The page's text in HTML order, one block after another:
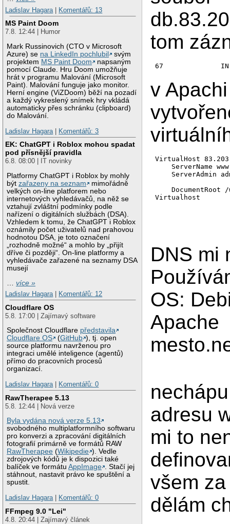
Ladislav Hagara
Komentářů: 13
MS Paint Doom
7.8. 12:44 | Humor
Mark Russinovich (CTO v Microsoft
Azure) se na LinkedIn pochlubil
svým
projektem MS Paint Doom
napsaným
pomocí Claude. Hru Doom umožňuje
hrát v programu Malování (Microsoft
Paint). Malování funguje jako monitor.
Herní engine (ViZDoom) běží na pozadí
a každý vykreslený snímek hry vkládá
automaticky přes schránku (clipboard)
do Malování.
Ladislav Hagara | Komentářů: 3
EK: ChatGPT i Roblox mohou spadat
pod přísnější pravidla
6.8. 08:00 | IT novinky
Platformy ChatGPT i Roblox by mohly
býtzařazeny na seznam
mimořádně
velkých on-line platforem nebo
internetových vyhledávačů, na něž se
vztahují zvláštní podmínky podle
nařízení o digitálních službách (DSA).
Vzhledem k tomu, že ChatGPT i Roblox
oznámily počet uživatelů nad prahovou
hodnotou DSA, je toto označení
„rozhodně možné“ a mohlo by „přijít
dříve či později“. On-line platformy a
vyhledávače zařazené na seznamy DSA
musejí
…více »
Ladislav Hagara| Komentářů: 12
Cloudflare OS
5.8. 17:00 | Zajímavý software
Společnost Cloudflare představila
Cloudflare OS
(GitHub ), tj. open
source platformu navrženou pro
integraci umělé inteligence (agentů)
přímo do pracovních procesů
organizací.
Ladislav Hagara| Komentářů: 0
RawTherapee 5.13
5.8. 12:44 | Nová verze
Byla vydána nová verze 5.13
svobodného multiplatformního softwaru
pro konverzi a zpracování digitálních
fotografií primárně ve formátů RAW
RawTherapee (Wikipedie ). Vedle
zdrojových kódů je k dispozici také
balíček ve formátuAppImage . Stačí jej
stáhnout, nastavit právo ke spuštění a
spustit.
Ladislav Hagara| Komentářů: 0
FFmpeg 9.0 "Lei"
4.8. 20:44 | Zajímavý článek
tom
v
VirtualHost
ServerName
ServerAdmin
DocumentRoot
Virtualhost
DNS mi
OS:
Apache
adresu
mi to
všem
dělám